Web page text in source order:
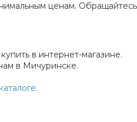
ценам.
в интернет-магазине.
в Мичуринске.
каталоге.